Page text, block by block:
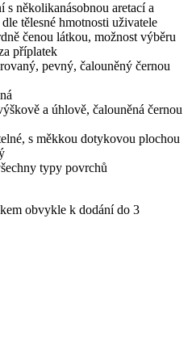
s několikanásobnou aretací a
tělesné hmotnosti uživatele
čenou látkou, možnost výběru
příplatek
pevný, čalouněný černou
a úhlově, čalouněná černou
s měkkou dotykovou plochou
typy povrchů
obvykle k dodání do 3